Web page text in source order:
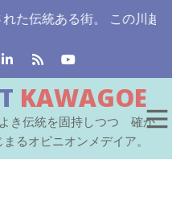
る街。 この川越をはじめ
KAWAGOE
き伝統を固持しつつ 確か
るオピニオンメデイア。